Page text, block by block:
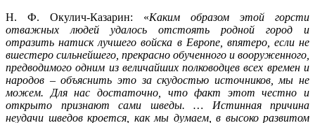
Н. Ф. Окулич-Казарин: «Каким образом этой горсти
отважных людей удалось отстоять родной город и
отразить натиск лучшего войска в Европе, впятеро, если не
вшестеро сильнейшего, прекрасно обученного и вооруженного,
предводимого одним из величайших полководцев всех времен и
народов – объяснить это за скудостью источников, мы не
можем. Для нас достаточно, что факт этот честно и
открыто признают сами шведы. … Истинная причина
неудачи шведов кроется, как мы думаем, в высоко развитом